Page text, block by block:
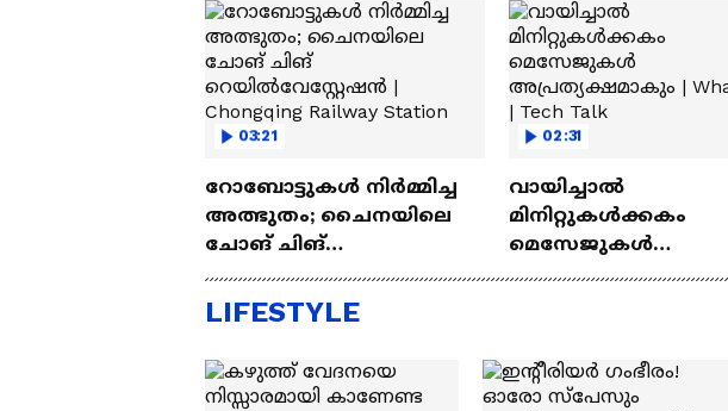
03:21
റോബോട്ടുകൾ നിർമ്മിച്ച
അത്ഭുതം; ചൈനയിലെ
ചോങ് ചിങ്
Chongqing Railway Station
02:31
വായിച്ചാൽ
മിനിറ്റുകൾക്കകം
മെസേജുകള്‍
LIFESTYLE